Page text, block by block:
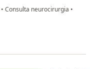
• Consulta neurocirurgia •